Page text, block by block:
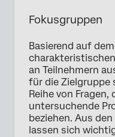
Fokusgruppen
Basierend auf
an Teilnehmern
für die Zielgruppe
Reihe von
untersuchende
beziehen. Aus
lassen sich